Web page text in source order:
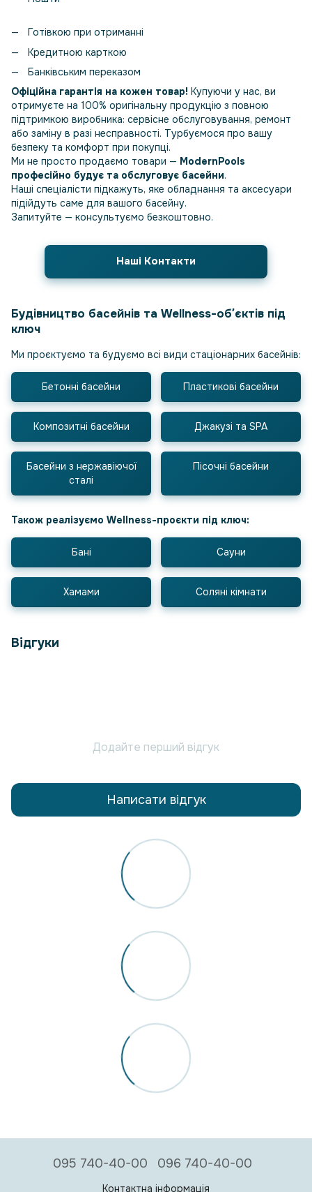
Готівкою при отриманні
Кредитною карткою
Банківським переказом
Офіційна гарантія на кожен товар! Купуючи у нас, ви
отримуєте на 100% оригінальну продукцію з повною
підтримкою виробника: сервісне обслуговування, ремонт
або заміну в разі несправності. Турбуємося про вашу
безпеку та комфорт при покупці.
Ми не просто продаємо товари — ModernPools
професійно будує та обслуговує басейни.
Наші спеціалісти підкажуть, яке обладнання та аксесуари
підійдуть саме для вашого басейну.
Запитуйте — консультуємо безкоштовно.
Наші Контакти
Будівництво басейнів та Wellness-обʼєктів під
ключ
Ми проєктуємо та будуємо всі види стаціонарних басейнів:
Бетонні басейни Пластикові басейни
Композитні басейни Джакузі та SPA
Басейни з нержавіючої
сталі
Пісочні басейни
Також реалізуємо Wellness-проєкти під ключ:
Бані Сауни
Хамами Соляні кімнати
Відгуки
Додайте перший відгук
Написати відгук
095 740-40-00 096 740-40-00
Контактна інформація